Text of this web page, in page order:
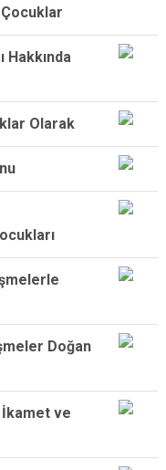
Hakkında
Olarak
Doğan
İkamet ve